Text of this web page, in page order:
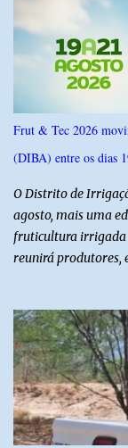
possui margem de
confiança de 95%.
Frut & Tec 2026
(DIBA) entre os dias
O Distrito de
agosto, mais uma
fruticultura irrigada
reunirá produtores,
instituições e
técnicas, a feira
agosto, o público
seguido de
reforça a
referência na